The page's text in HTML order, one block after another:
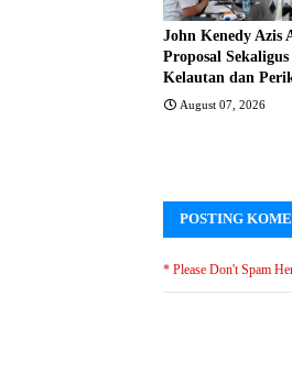
John Kenedy Azis
Proposal
Kelautan dan
August 07, 2026
POSTING
* Please Don't Spam